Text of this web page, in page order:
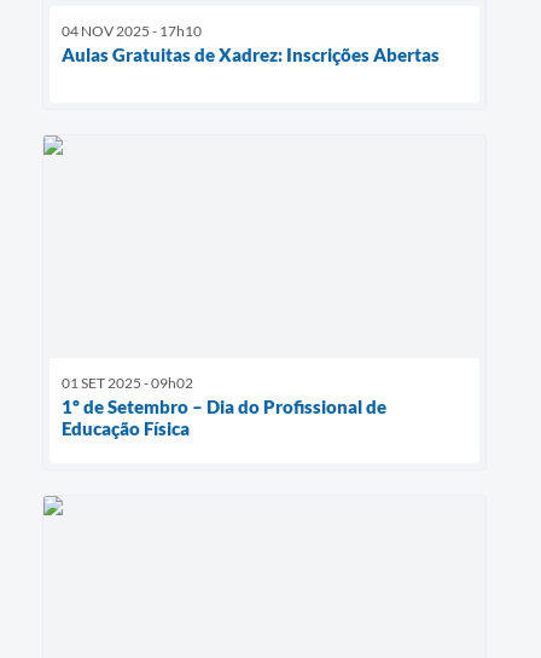
04 NOV 2025 - 17h10
Aulas Gratuitas de Xadrez: Inscrições Abertas
01 SET 2025 - 09h02
1º de Setembro – Dia do Profissional de
Educação Física